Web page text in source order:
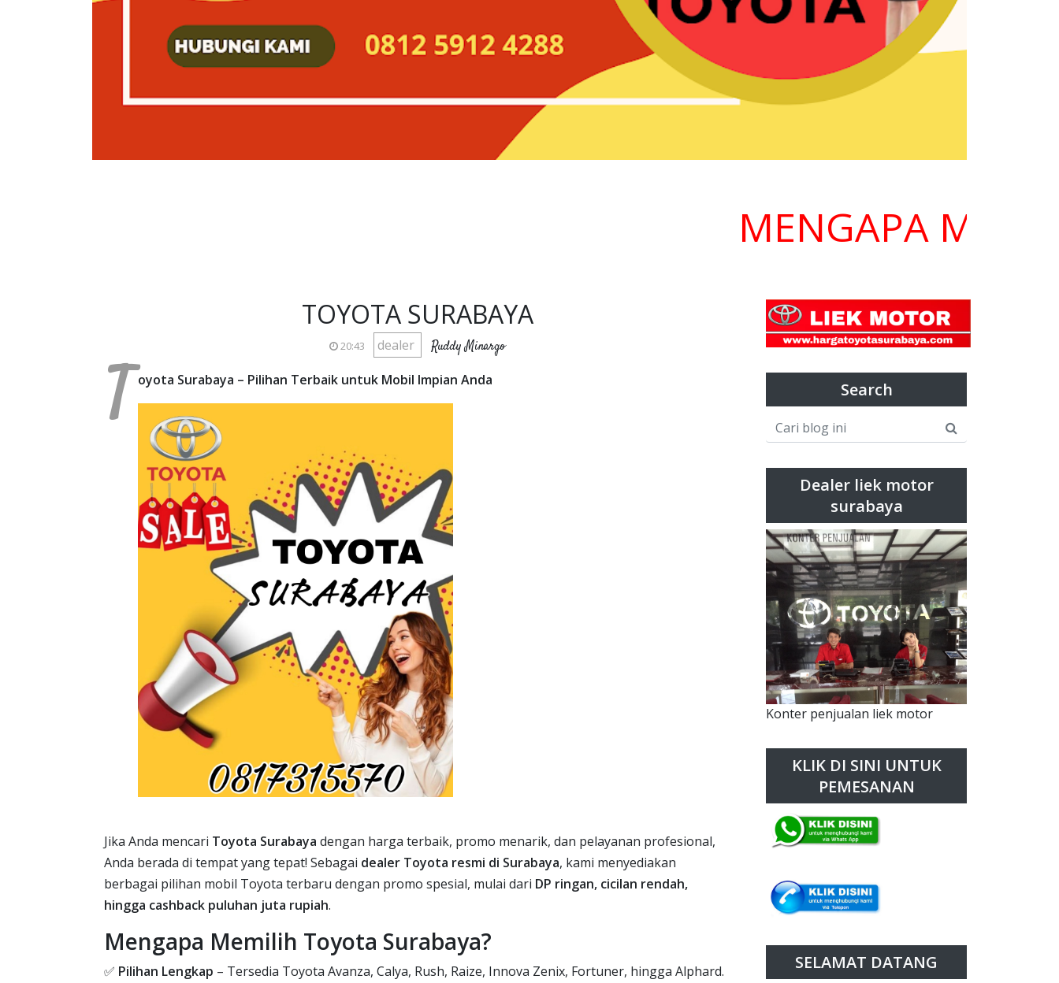
MENGAPA
TOYOTA SURABAYA
20:43 dealer Ruddy Minargo
T oyota Surabaya – Pilihan Terbaik untuk Mobil Impian Anda
Jika Anda mencari Toyota Surabaya dengan harga terbaik, promo menarik, dan pelayanan profesional,
Anda berada di tempat yang tepat! Sebagai dealer Toyota resmi di Surabaya, kami menyediakan
berbagai pilihan mobil Toyota terbaru dengan promo spesial, mulai dari DP ringan, cicilan rendah,
hingga cashback puluhan juta rupiah.
Mengapa Memilih Toyota Surabaya?
✅ Pilihan Lengkap – Tersedia Toyota Avanza, Calya, Rush, Raize, Innova Zenix, Fortuner, hingga Alphard.
Search
Dealer liek motor
surabaya
Konter penjualan liek motor
KLIK DI SINI UNTUK
PEMESANAN
SELAMAT DATANG